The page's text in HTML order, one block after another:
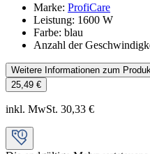
Marke: ProfiCare
Leistung: 1600 W
Farbe: blau
Anzahl der
Weitere Informationen zum
25,49 €
inkl. MwSt. 30,33 €